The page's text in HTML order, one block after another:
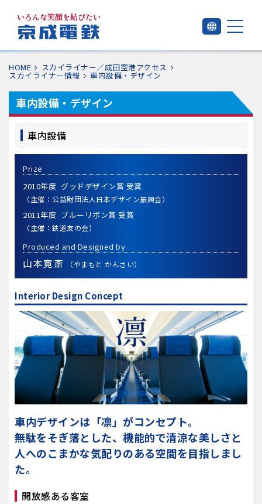
HOME スカイライナー／成田空港アクセス
スカイライナー情報 車内設備・デザイン
車内設備・デザイン
車内設備
Prize
2010年度 グッドデザイン賞 受賞
（主催：公益財団法人日本デザイン振興会）
2011年度 ブルーリボン賞 受賞
（主催：鉄道友の会）
Produced and Designed by
山本寛斎 （やまもと かんさい）
Interior Design Concept
車内デザインは「凛」がコンセプト。
無駄をそぎ落とした、機能的で清涼な美しさと
人へのこまかな気配りのある空間を目指しまし
た。
開放感ある客室